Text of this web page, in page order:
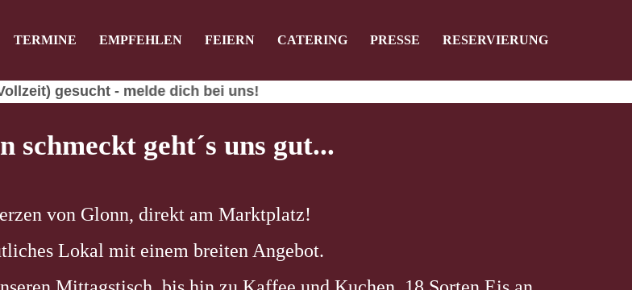
existiert leider
Der Eintrag "offcanvas-col3" existiert leider
TERMINE EMPFEHLEN FEIERN CATERING PRESSE RESERVIERUNG
- melde dich bei uns!
schmeckt geht´s uns gut...
von Glonn, direkt am Marktplatz!
Lokal mit einem breiten Angebot.